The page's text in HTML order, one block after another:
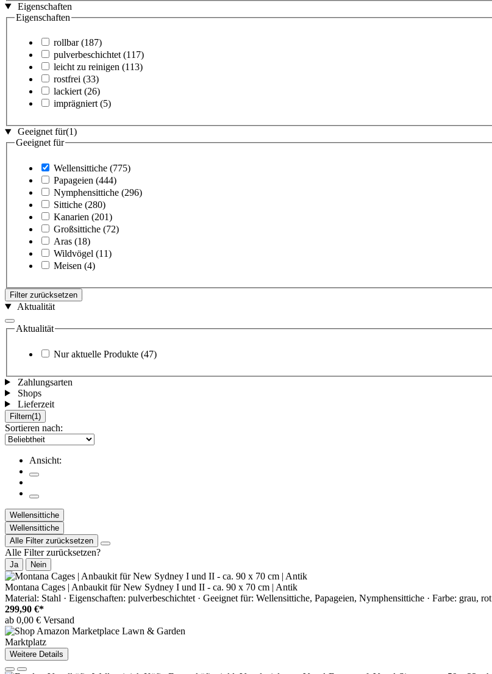
Eigenschaften
Eigenschaften
rollbar (187)
pulverbeschichtet (117)
leicht zu reinigen (113)
rostfrei (33)
lackiert (26)
imprägniert (5)
Geeignet für(1)
Geeignet für
Wellensittiche (775)
Papageien (444)
Nymphensittiche (296)
Sittiche (280)
Kanarien (201)
Großsittiche (72)
Aras (18)
Wildvögel (11)
Meisen (4)
Filter zurücksetzen
Aktualität
Aktualität
Nur aktuelle Produkte (47)
Zahlungsarten
Shops
Lieferzeit
Filtern(1)
Sortieren nach:
Ansicht:
Wellensittiche
Wellensittiche
Alle Filter zurücksetzen
Alle Filter zurücksetzen?
Ja Nein
Montana Cages | Anbaukit für New Sydney I und II - ca. 90 x 70 cm | Antik
Material: Stahl · Eigenschaften: pulverbeschichtet · Geeignet für: Wellensittiche, Papageien, Nymphensittiche · Farbe: grau, rot
299,90 €*
ab 0,00 € Versand
Marktplatz
Weitere Details